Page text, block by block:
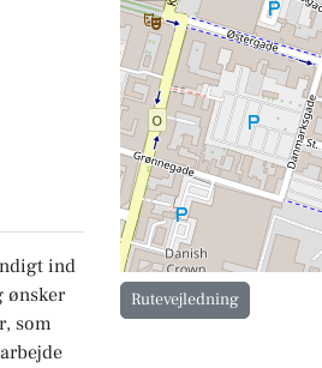
ind
ønsker
som
Rutevejledning